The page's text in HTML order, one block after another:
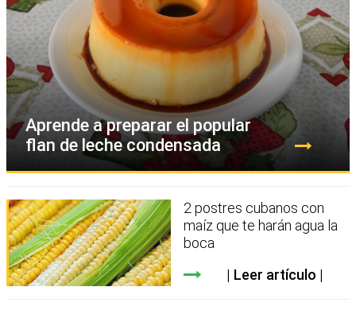
Aprende a preparar el popular
flan de leche condensada
2 postres cubanos con
maíz que te harán agua la
boca
Leer artículo